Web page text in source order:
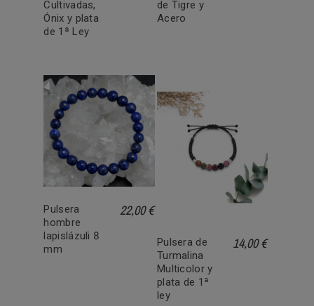
Cultivadas,
Ónix y plata
de 1ª Ley
de Tigre y
Acero
Pulsera
hombre
lapislázuli 8
mm
22,00 €
Pulsera de
Turmalina
Multicolor y
plata de 1ª
ley
14,00 €